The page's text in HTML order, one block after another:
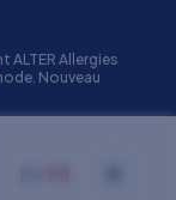
ALTER Allergies
Nouveau